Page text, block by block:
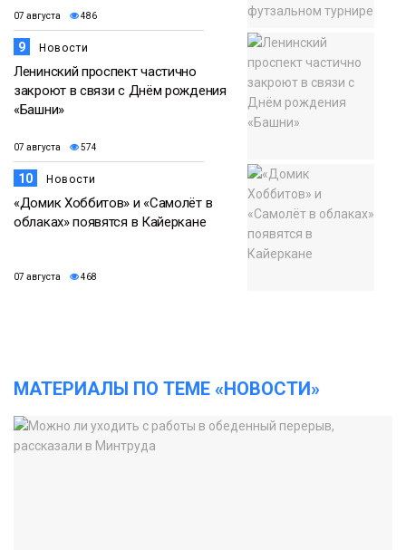
07 августа 486
9 Новости
Ленинский проспект частично
закроют в связи с Днём рождения
«Башни»
07 августа 574
10 Новости
«Домик Хоббитов» и «Самолёт в
облаках» появятся в Кайеркане
07 августа 468
МАТЕРИАЛЫ ПО ТЕМЕ «НОВОСТИ»